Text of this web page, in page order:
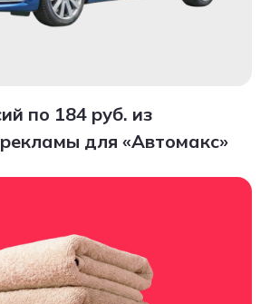
по 184 руб. из
для «Автомакс»